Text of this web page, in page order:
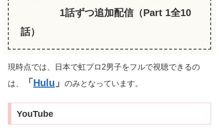
1話ずつ追加配信（Part 1全10
話）
現時点では、日本で虹プロ2男子をフルで視聴できるの
は、
「 Hulu 」 のみとなっています。
YouTube